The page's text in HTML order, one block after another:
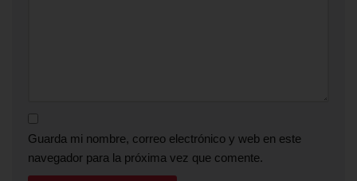
Guarda mi nombre, correo electrónico y web en este
navegador para la próxima vez que comente.